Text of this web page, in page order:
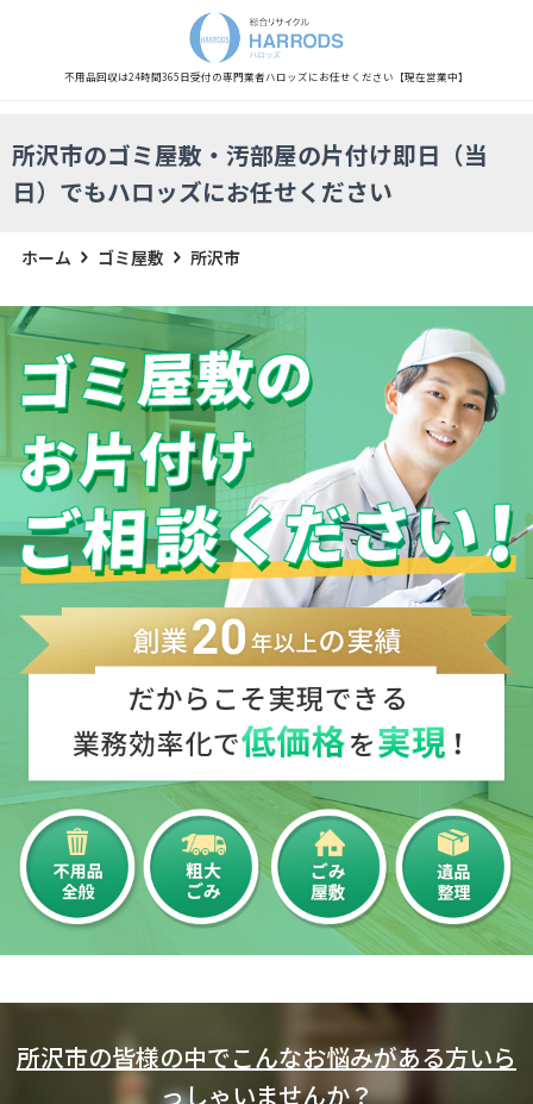
不用品回収は24時間365日受付の専門業者ハロッズにお任せください 【現在営業中】
所沢市のゴミ屋敷・汚部屋の片付け即日（当
日）でもハロッズにお任せください
ホーム ゴミ屋敷 所沢市
所沢市の皆様の中でこんなお悩みがある方いら
っしゃいませんか？